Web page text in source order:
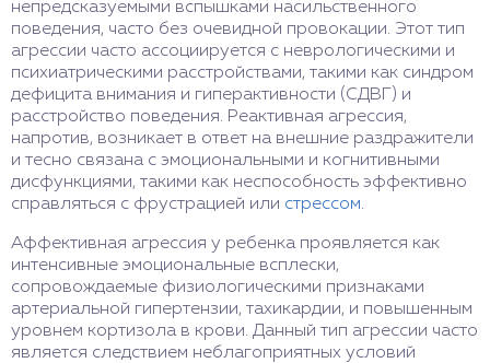
непредсказуемыми вспышками насильственного
поведения, часто без очевидной провокации. Этот тип
агрессии часто ассоциируется с неврологическими и
психиатрическими расстройствами, такими как синдром
дефицита внимания и гиперактивности (СДВГ) и
расстройство поведения. Реактивная агрессия,
напротив, возникает в ответ на внешние раздражители
и тесно связана с эмоциональными и когнитивными
дисфункциями, такими как неспособность эффективно
справляться с фрустрацией или стрессом.
Аффективная агрессия у ребенка проявляется как
интенсивные эмоциональные всплески,
сопровождаемые физиологическими признаками
артериальной гипертензии, тахикардии, и повышенным
уровнем кортизола в крови. Данный тип агрессии часто
является следствием неблагоприятных условий